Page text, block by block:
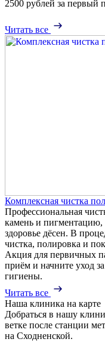
2500 рублей за первый
Читать все
Комплексная чистка
Профессиональная
камень и пигментацию,
здоровье дёсен. В
чистка, полировка и
Акция для первичных
приём и начните уход
гигиены.
Читать все
Наша клиника на карте
Добраться в нашу
ветке после станции
на Сходненской.